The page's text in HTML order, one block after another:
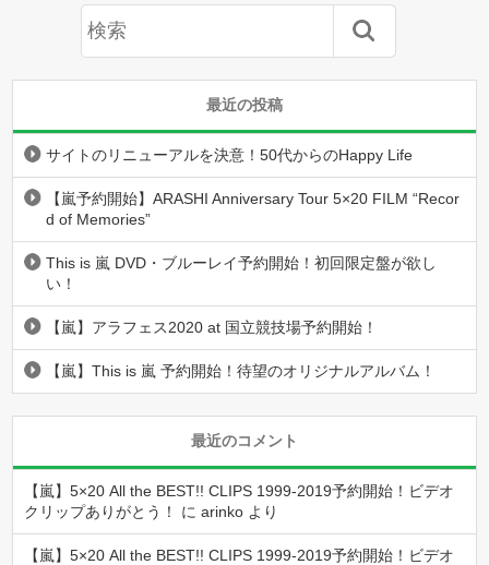
最近の投稿
サイトのリニューアルを決意！50代からのHappy Life
【嵐予約開始】ARASHI Anniversary Tour 5×20 FILM “Recor
d of Memories”
This is 嵐 DVD・ブルーレイ予約開始！初回限定盤が欲し
い！
【嵐】アラフェス2020 at 国立競技場予約開始！
【嵐】This is 嵐 予約開始！待望のオリジナルアルバム！
最近のコメント
【嵐】5×20 All the BEST!! CLIPS 1999-2019予約開始！ビデオ
クリップありがとう！
にarinko より
【嵐】5×20 All the BEST!! CLIPS 1999-2019予約開始！ビデオ